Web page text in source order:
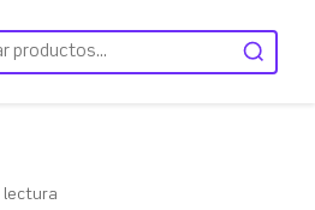
lectura